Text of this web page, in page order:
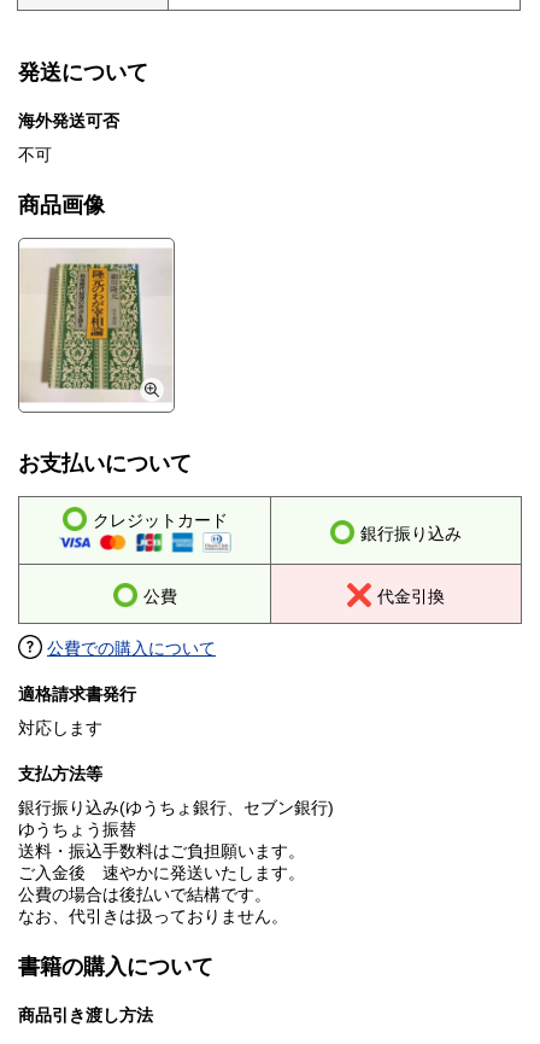
発送について
海外発送可否
不可
商品画像
お支払いについて
クレジットカード
銀行振り込み
公費 代金引換
公費での購入について
適格請求書発行
対応します
支払方法等
銀行振り込み(ゆうちょ銀行、セブン銀行)
ゆうちょう振替
送料・振込手数料はご負担願います。
ご入金後 速やかに発送いたします。
公費の場合は後払いで結構です。
なお、代引きは扱っておりません。
書籍の購入について
商品引き渡し方法